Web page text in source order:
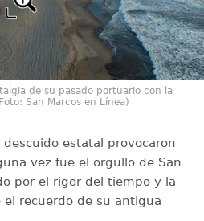
de su pasado portuario con la
San Marcos en Línea)
estatal provocaron
vez fue el orgullo de San
por el rigor del tiempo y la
recuerdo de su antigua